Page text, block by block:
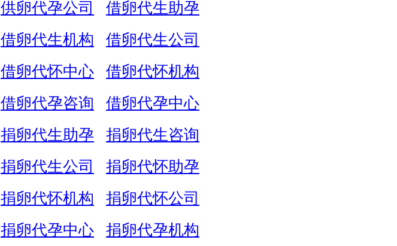
供卵代孕公司
借卵代生助孕
借卵代生机构
借卵代生公司
借卵代怀中心
借卵代怀机构
借卵代孕咨询
借卵代孕中心
捐卵代生助孕
捐卵代生咨询
捐卵代生公司
捐卵代怀助孕
捐卵代怀机构
捐卵代怀公司
捐卵代孕中心
捐卵代孕机构